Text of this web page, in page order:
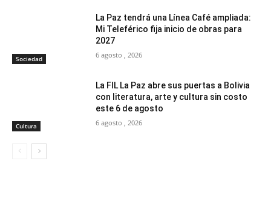
Sociedad
La Paz tendrá una Línea Café ampliada:
Mi Teleférico fija inicio de obras para
2027
6 agosto , 2026
Cultura
La FIL La Paz abre sus puertas a Bolivia
con literatura, arte y cultura sin costo
este 6 de agosto
6 agosto , 2026